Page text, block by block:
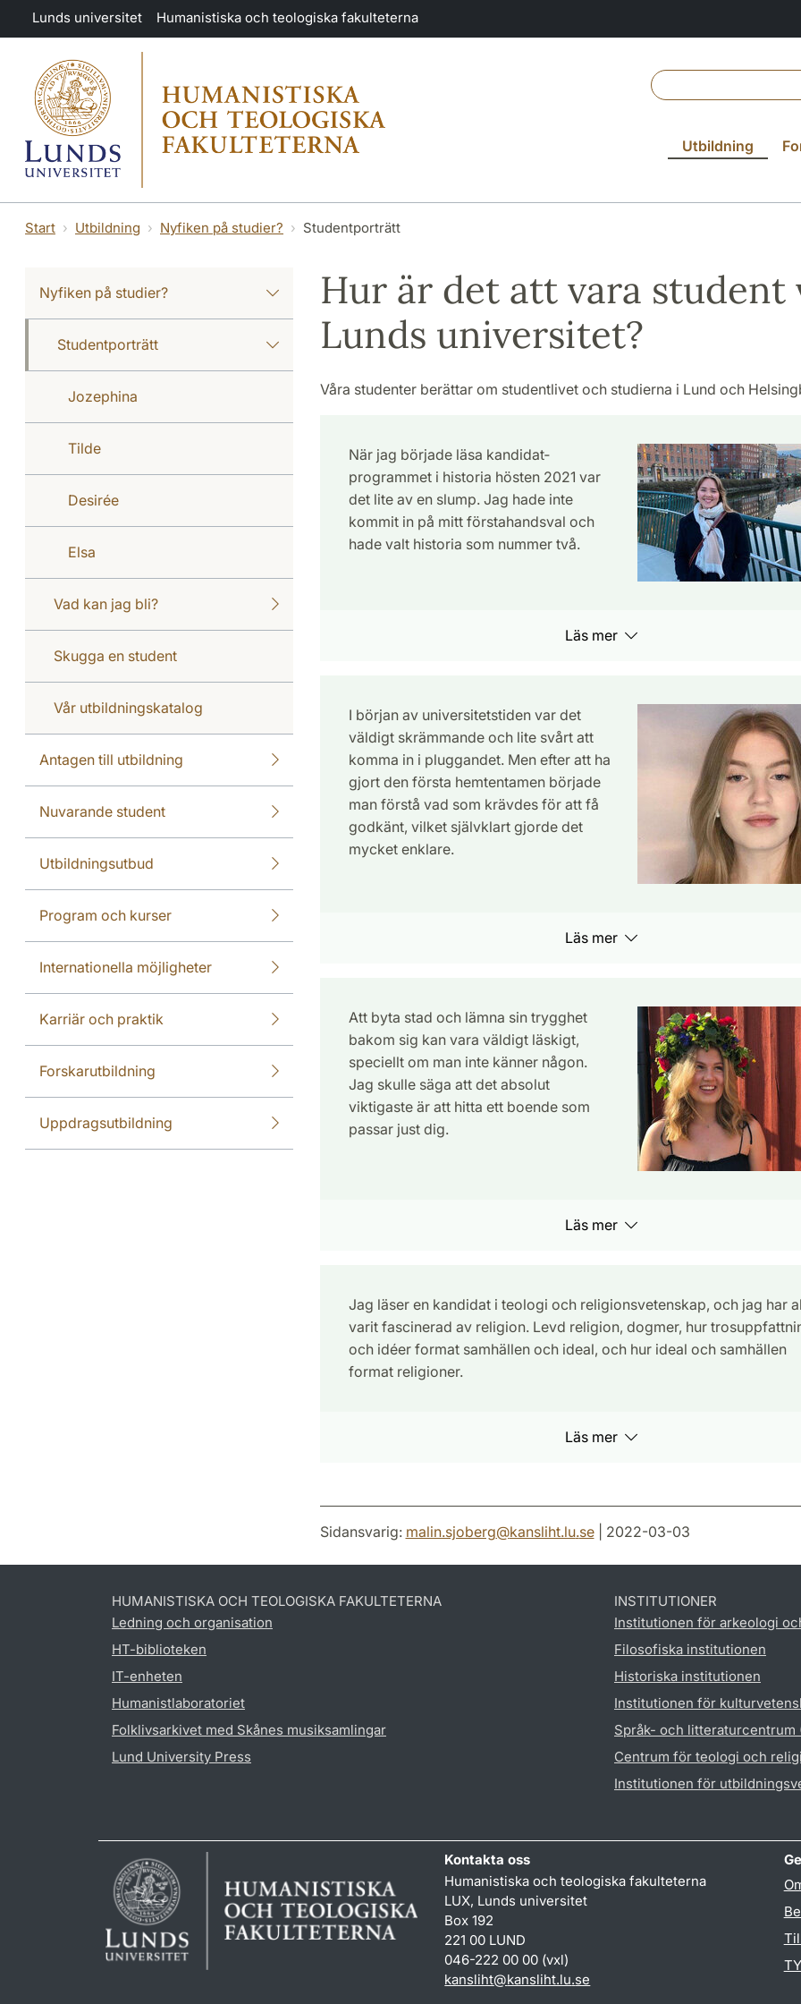
Hoppa till huvudinnehåll
Lunds universitet Humanistiska och teologiska fakulteterna
Utbildning
Start Utbildning Nyfiken på studier? Studentporträtt
Nyfiken på studier?
Studentporträtt
Jozephina
Tilde
Desirée
Elsa
Vad kan jag bli?
Skugga en student
Vår utbildningskatalog
Antagen till utbildning
Nuvarande student
Utbildningsutbud
Program och kurser
Internationella möjligheter
Karriär och praktik
Forskarutbildning
Uppdragsutbildning
Hur är det att vara student
Lunds universitet?
Våra studenter berättar om studentlivet och studierna i Lund och
När jag började läsa kandidat­
programmet i historia hösten 2021 var
det lite av en slump. Jag hade inte
kommit in på mitt förstahandsval och
hade valt historia som nummer två.
Läs mer
I början av universitetstiden var det
väldigt skrämmande och lite svårt att
komma in i pluggandet. Men efter att ha
gjort den första hemtentamen började
man förstå vad som krävdes för att få
godkänt, vilket självklart gjorde det
mycket enklare.
Läs mer
Att byta stad och lämna sin trygghet
bakom sig kan vara väldigt läskigt,
speciellt om man inte känner någon.
Jag skulle säga att det absolut
viktigaste är att hitta ett boende som
passar just dig.
Läs mer
Jag läser en kandidat i teologi och religionsvetenskap, och jag har
varit fascinerad av religion. Levd religion, dogmer, hur
och idéer format samhällen och ideal, och hur ideal och samhällen
format religioner.
Läs mer
Sidansvarig: malin.sjoberg@kansliht.lu.se| 2022-03-03
HUMANISTISKA OCH TEOLOGISKA FAKULTETERNA
Ledning och organisation
HT-biblioteken
IT-enheten
Humanistlaboratoriet
Folklivsarkivet med Skånes musiksamlingar
Lund University Press
INSTITUTIONER
Institutionen för arkeologi
Filosofiska institutionen
Historiska institutionen
Institutionen för
Språk- och litteraturcentrum
Centrum för teologi och
Institutionen för
Kontakta oss
Humanistiska och teologiska fakulteterna
LUX, Lunds universitet
Box 192
221 00 LUND
046-222 00 00 (vxl)
kansliht@kansliht.lu.se